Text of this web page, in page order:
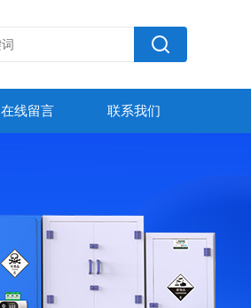
在线留言 联系我们